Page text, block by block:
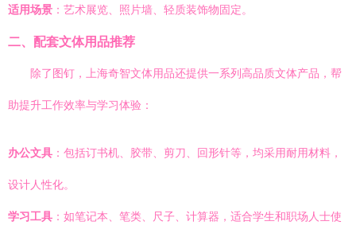
适用场景 ：艺术展览、照片墙、轻质装饰物固定。
二、配套文体用品推荐
除了图钉，上海奇智文体用品还提供一系列高品质文体产品，帮
助提升工作效率与学习体验：
办公文具 ：包括订书机、胶带、剪刀、回形针等，均采用耐用材料，
设计人性化。
学习工具 ：如笔记本、笔类、尺子、计算器，适合学生和职场人士使